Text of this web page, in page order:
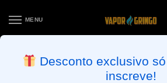
MENU
ENTREGA NO MESMO DIA EM SÃO
APROVADOS ATÉ 15:30 VIA
Desconto exclusivo
inscreve!